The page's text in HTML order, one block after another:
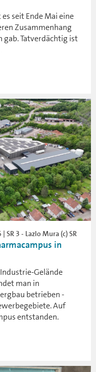
seit Ende Mai eine
Zusammenhang
gab. Tatverdächtig ist
3 - Lazlo Mura (c) SR
in
Gelände
man in
betrieben -
Auf
entstanden.